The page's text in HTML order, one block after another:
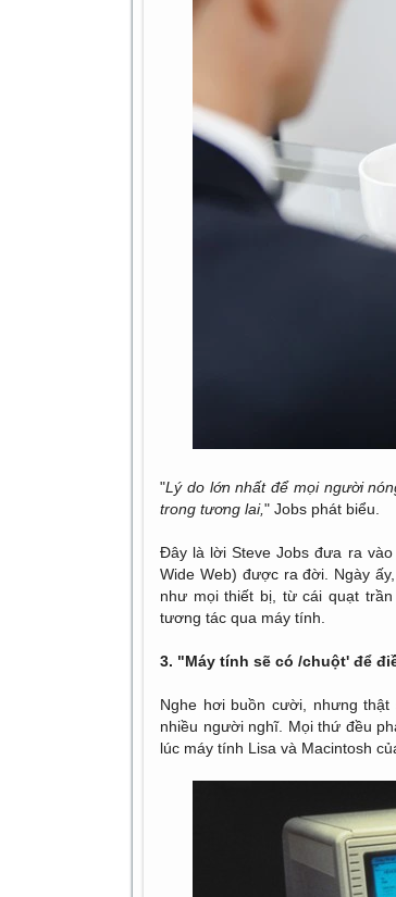
"Lý do lớn nhất để mọi người
trong tương lai," Jobs phát biểu.
Đây là lời Steve Jobs đưa ra
Wide Web) được ra đời. Ngày
như mọi thiết bị, từ cái quạt
tương tác qua máy tính.
3. "Máy tính sẽ có /chuột' để
Nghe hơi buồn cười, nhưng
nhiều người nghĩ. Mọi thứ đều
lúc máy tính Lisa và Macintosh